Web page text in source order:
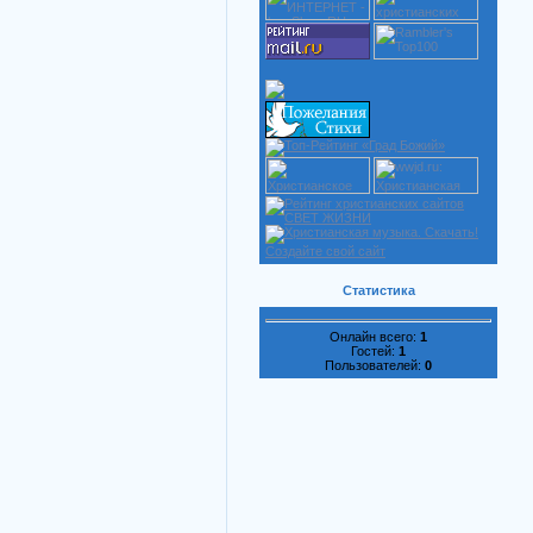
Создайте свой сайт
Статистика
Онлайн всего: 1
Гостей: 1
Пользователей: 0